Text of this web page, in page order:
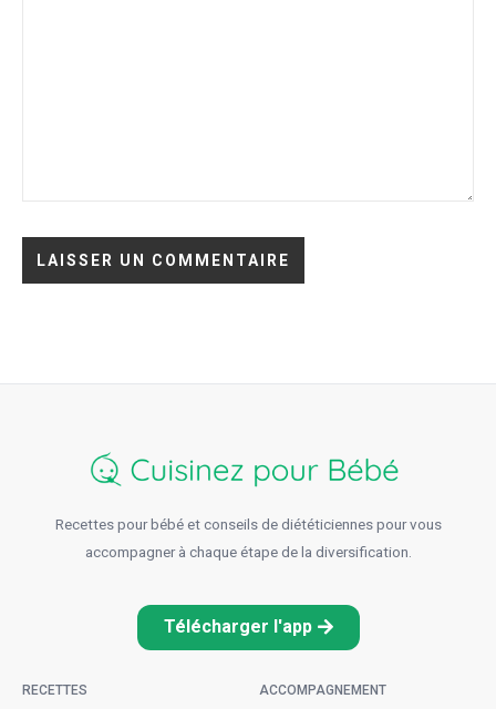
Recettes pour bébé et conseils de diététiciennes pour vous
accompagner à chaque étape de la diversification.
Télécharger l'app
RECETTES ACCOMPAGNEMENT